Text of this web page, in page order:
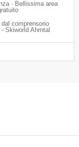
· Bellissima area
comprensorio
Skiworld Ahrntal